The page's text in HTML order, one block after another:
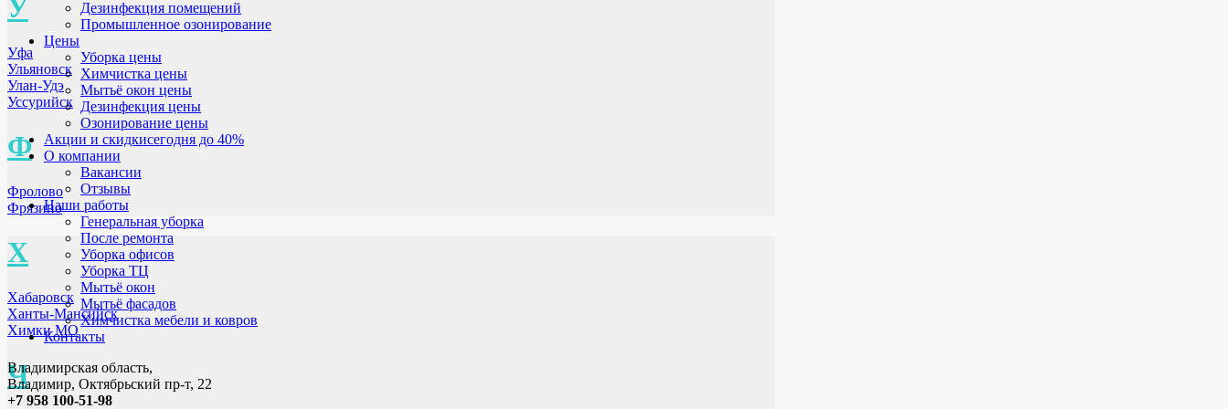
У
Уфа
Ульяновск
Улан-Удэ
Уссурийск
Ф
Фролово
Фрязино
Х
Хабаровск
Ханты-Мансийск
Химки МО
Ч
Дезинфекция помещений
Промышленное озонирование
Цены
Уборка цены
Химчистка цены
Мытьё окон цены
Дезинфекция цены
Озонирование цены
Акции и скидкисегодня до 40%
О компании
Вакансии
Отзывы
Наши работы
Генеральная уборка
После ремонта
Уборка офисов
Уборка ТЦ
Мытьё окон
Мытьё фасадов
Химчистка мебели и ковров
Контакты
Владимирская область,
Владимир, Октябрьский пр-т, 22
+7 958 100-51-98